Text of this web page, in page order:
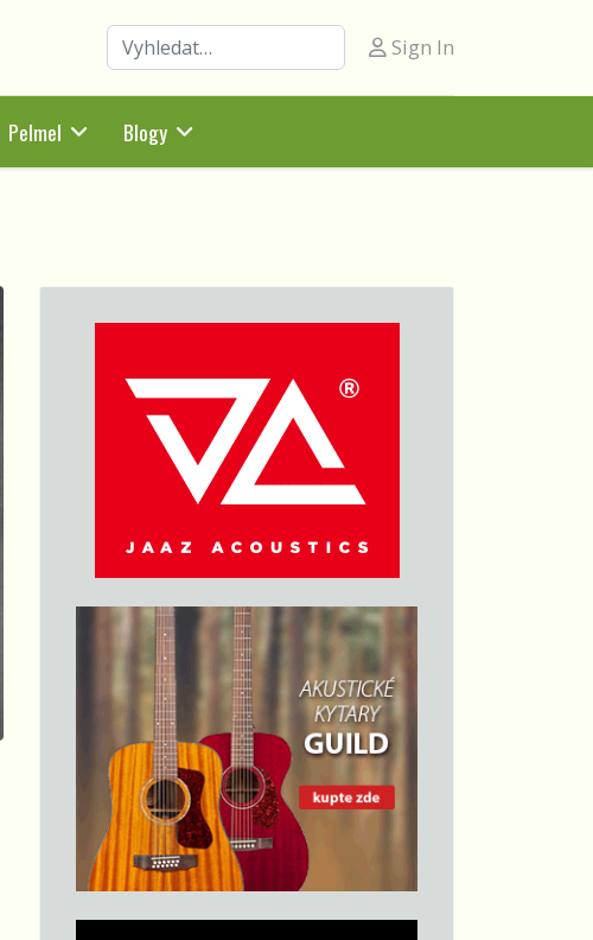
Hledat Sign In
Pelmel Blogy